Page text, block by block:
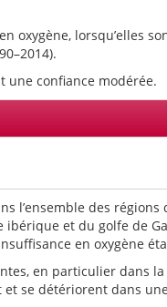
oxygène, lorsqu’elles
une confiance modérée.
l’ensemble des
et du golfe de
en oxygène
en particulier
se détériorent dans